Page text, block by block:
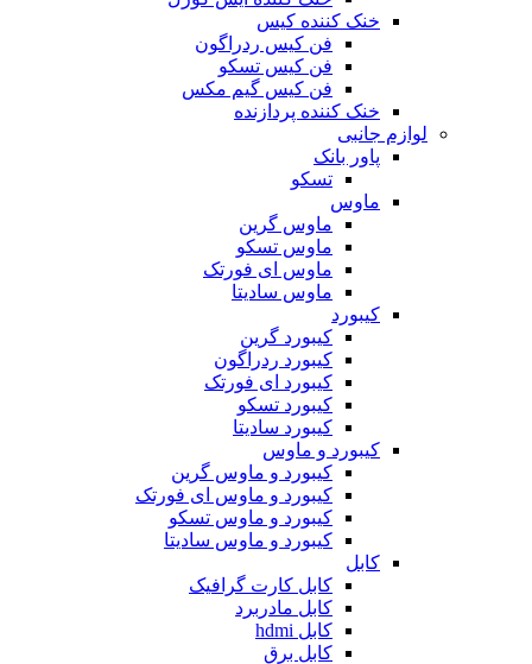
خنک کننده کیس
فن کیس ردراگون
فن کیس تسکو
فن کیس گیم مکس
خنک کننده پردازنده
لوازم جانبی
پاور بانک
تسکو
ماوس
ماوس گرین
ماوس تسکو
ماوس ای فورتک
ماوس سادیتا
کیبورد
کیبورد گرین
کیبورد ردراگون
کیبورد ای فورتک
کیبورد تسکو
کیبورد سادیتا
کیبورد و ماوس
کیبورد و ماوس گرین
کیبورد و ماوس ای فورتک
کیبورد و ماوس تسکو
کیبورد و ماوس سادیتا
کابل
کابل کارت گرافیک
کابل مادربرد
کابل hdmi
کابل برق